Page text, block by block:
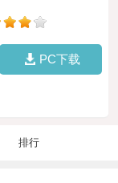
PC下载
排行